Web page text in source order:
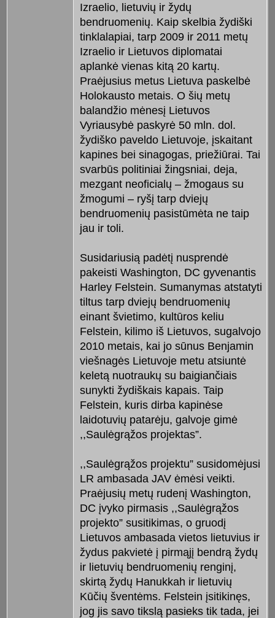
Izraelio, lietuvių ir žydų
bendruomenių. Kaip skelbia žydiški
tinklalapiai, tarp 2009 ir 2011 metų
Izraelio ir Lietuvos diplomatai
aplankė vienas kitą 20 kartų.
Praėjusius metus Lietuva paskelbė
Holokausto metais. O šių metų
balandžio mėnesį Lietuvos
Vyriausybė paskyrė 50 mln. dol.
žydiško paveldo Lietuvoje, įskaitant
kapines bei sinagogas, priežiūrai. Tai
svarbūs politiniai žingsniai, deja,
mezgant neoficialų – žmogaus su
žmogumi – ryšį tarp dviejų
bendruomenių pasistūmėta ne taip
jau ir toli.
Susidariusią padėtį nusprendė
pakeisti Washington, DC gyvenantis
Harley Felstein. Sumanymas atstatyti
tiltus tarp dviejų bendruomenių
einant švietimo, kultūros keliu
Felstein, kilimo iš Lietuvos, sugalvojo
2010 metais, kai jo sūnus Benjamin
viešnagės Lietuvoje metu atsiuntė
keletą nuotraukų su baigiančiais
sunykti žydiškais kapais. Taip
Felstein, kuris dirba kapinėse
laidotuvių patarėju, galvoje gimė
,,Saulėgrąžos projektas”.
,,Saulėgrąžos projektu” susidomėjusi
LR ambasada JAV ėmėsi veikti.
Praėjusių metų rudenį Washington,
DC įvyko pirmasis ,,Saulėgrąžos
projekto” susitikimas, o gruodį
Lietuvos ambasada vietos lietuvius ir
žydus pakvietė į pirmąjį bendrą žydų
ir lietuvių bendruomenių renginį,
skirtą žydų Hanukkah ir lietuvių
Kūčių šventėms. Felstein įsitikinęs,
jog jis savo tikslą pasieks tik tada, jei